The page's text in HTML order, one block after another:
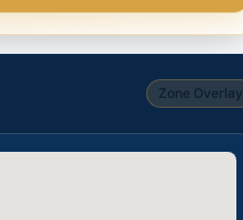
Zone Overlay